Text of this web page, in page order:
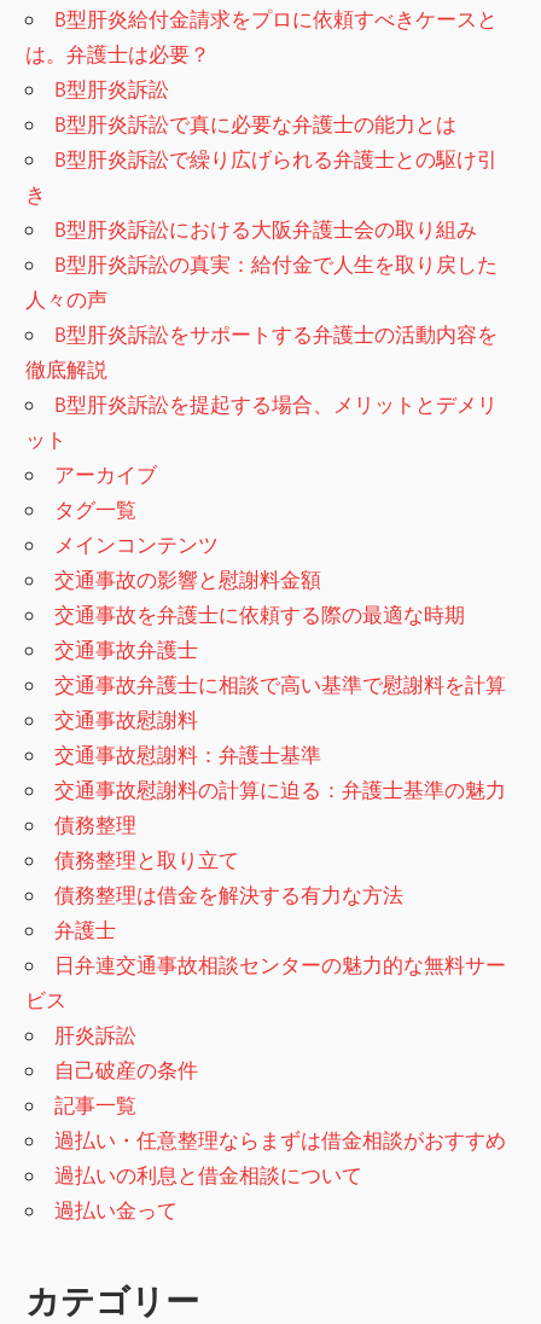
B型肝炎給付金請求をプロに依頼すべきケースと
は。弁護士は必要？
B型肝炎訴訟
B型肝炎訴訟で真に必要な弁護士の能力とは
B型肝炎訴訟で繰り広げられる弁護士との駆け引
き
B型肝炎訴訟における大阪弁護士会の取り組み
B型肝炎訴訟の真実：給付金で人生を取り戻した
人々の声
B型肝炎訴訟をサポートする弁護士の活動内容を
徹底解説
B型肝炎訴訟を提起する場合、メリットとデメリ
ット
アーカイブ
タグ一覧
メインコンテンツ
交通事故の影響と慰謝料金額
交通事故を弁護士に依頼する際の最適な時期
交通事故弁護士
交通事故弁護士に相談で高い基準で慰謝料を計算
交通事故慰謝料
交通事故慰謝料：弁護士基準
交通事故慰謝料の計算に迫る：弁護士基準の魅力
債務整理
債務整理と取り立て
債務整理は借金を解決する有力な方法
弁護士
日弁連交通事故相談センターの魅力的な無料サー
ビス
肝炎訴訟
自己破産の条件
記事一覧
過払い・任意整理ならまずは借金相談がおすすめ
過払いの利息と借金相談について
過払い金って
カテゴリー